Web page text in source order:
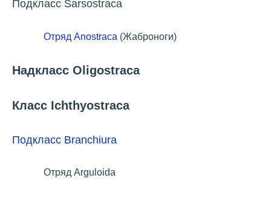
Подкласс Sarsostraca
Отряд Anostraca (Жаброноги)
Надкласс Oligostraca
Класс Ichthyostraca
Подкласс Branchiura
Отряд Arguloida